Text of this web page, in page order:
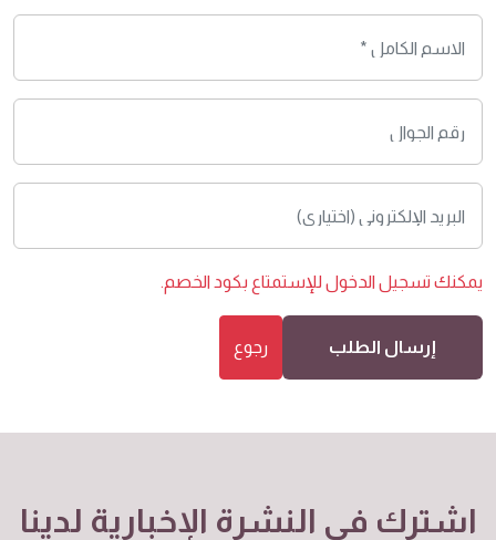
يمكنك تسجيل الدخول للإستمتاع بكود الخصم.
إرسال الطلب رجوع
اشترك في النشرة الإخبارية لدينا